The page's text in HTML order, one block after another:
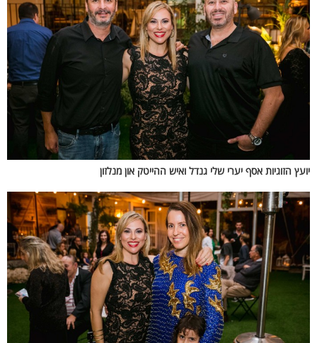
יועץ הזוגיות אסף יערי שלי גנדל ואיש ההייטק און מנלזון